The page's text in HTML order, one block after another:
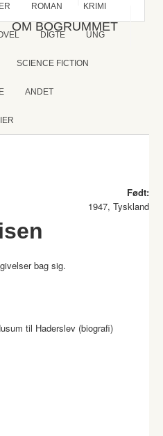
OM BOGRUMMET
ROMAN KRIMI
DIGTE UNG
SCIENCE FICTION
ANDET
Født:
1947, Tyskland
bag sig.
til Haderslev (biografi)